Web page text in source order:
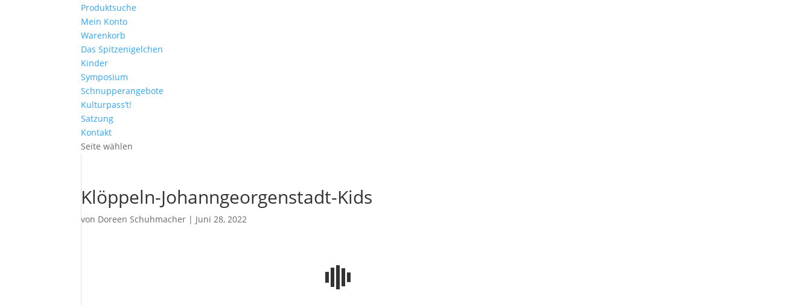
Produktsuche
Mein Konto
Warenkorb
Das Spitzenigelchen
Kinder
Symposium
Schnupperangebote
Kulturpass’t!
Satzung
Kontakt
Seite wählen
Klöppeln-Johanngeorgenstadt-Kids
von Doreen Schuhmacher | Juni 28, 2022